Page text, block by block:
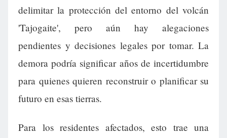
delimitar la protección del entorno del volcán
'Tajogaite', pero aún hay alegaciones
pendientes y decisiones legales por tomar. La
demora podría significar años de incertidumbre
para quienes quieren reconstruir o planificar su
futuro en esas tierras.
Para los residentes afectados, esto trae una